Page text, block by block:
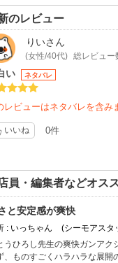
のレビュー
りいさん
(女性/40代) 総レビュー
い ネタバレ
レビューはネタバレを含み
いいね 0件
員・編集者などオス
と安定感が爽快
: いっちゃん
(シーモアスタ
うひろし先生の爽快ガンアク
、ものすごくハラハラな展